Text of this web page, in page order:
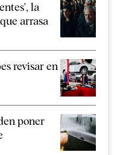
la
arrasa
revisar en
poner